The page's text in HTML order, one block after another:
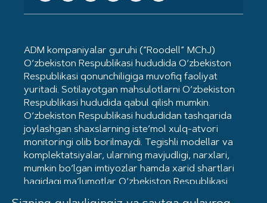
ADM kompaniyalar guruhi (“Roodell” MChJ)
O‘zbekiston Respublikasi hududida O‘zbekiston
Respublikasi qonunchiligiga muvofiq faoliyat
yuritadi. Sotilayotgan mahsulotlarni O‘zbekiston
Respublikasi hududida qabul qilish mumkin.
O‘zbekiston Respublikasi hududidan tashqarida
joylashgan shaxslarning iste’mol xulq-atvori
monitoringi olib borilmaydi. Tegishli modellar va
komplektatsiyalar, ularning mavjudligi, narxlari,
mumkin bo‘lgan imtiyozlar hamda xarid shartlari
haqidagi ma’lumotlar O‘zbekiston Respublikasi